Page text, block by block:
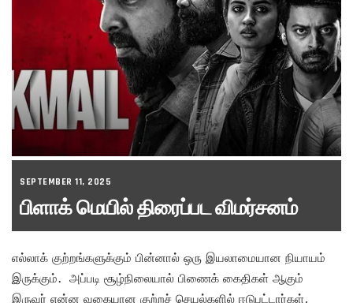
SEPTEMBER 11, 2025
பிளாக் மெயில் திரைப்பட விமர்சனம்
எல்லாக் குற்றங்களுக்கும் பின்னால் ஒரு இயலாமையான நியாயம்
இருக்கும். அப்படி சூழ்நிலையால் பிணைக் கைதிகள் ஆகும்
இருவர் என்ன வகையான குற்றச் செயல்களில் ஈடுபட்டார்கள்,